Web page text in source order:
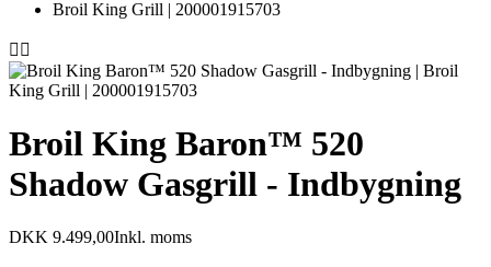
 
Broil King Baron™ 520
Shadow Gasgrill - Indbygning
DKK 9.499,00Inkl. moms